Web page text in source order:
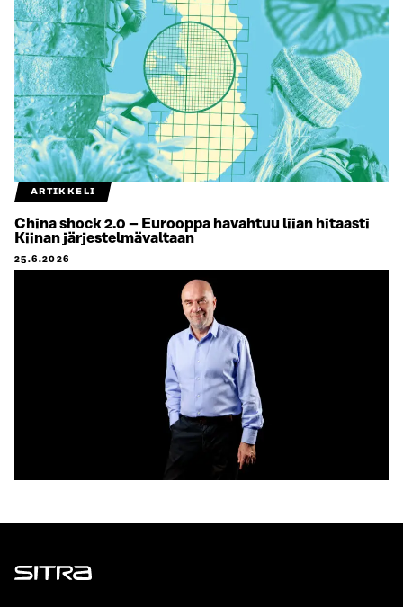
ARTIKKELI
China shock 2.0 – Eurooppa havahtuu liian hitaasti
Kiinan järjestelmävaltaan
25.6.2026
Sitra